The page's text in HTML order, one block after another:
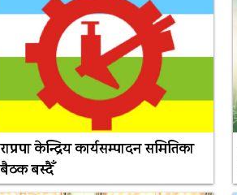
राप्रपा केन्द्रिय कार्यसम्पादन समितिका
बैठक बस्दैँ